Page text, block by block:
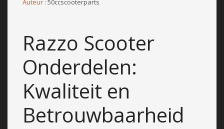
Razzo Scooter
Onderdelen:
Kwaliteit en
Betrouwbaarheid